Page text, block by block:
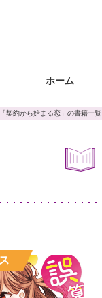
ホーム
契約から始まる恋」の書籍一覧